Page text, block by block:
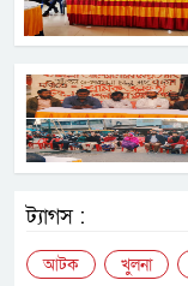
ট্যাগস :
আটক খুলনা